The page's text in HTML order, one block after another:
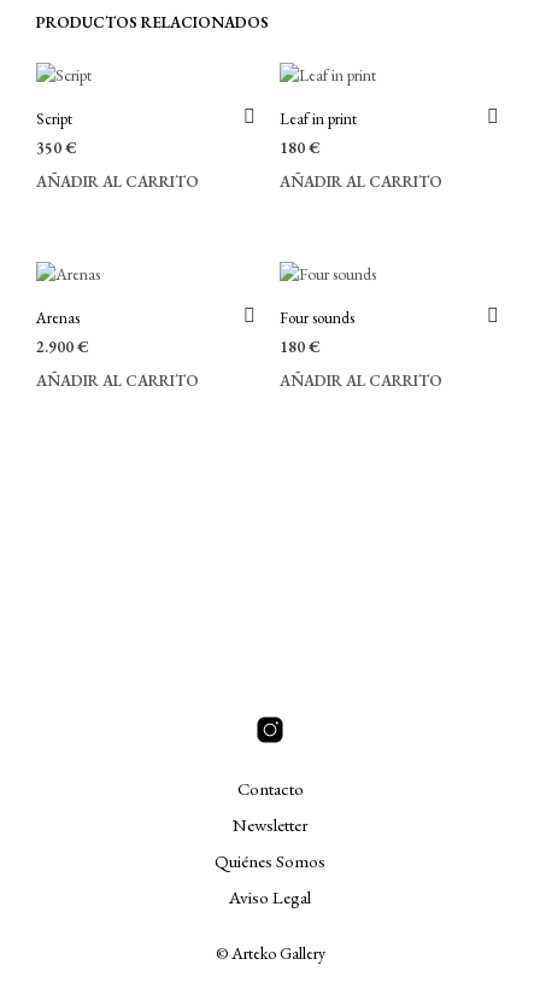
PRODUCTOS RELACIONADOS
Script
350€
AÑADIR AL CARRITO
Leaf in print
180€
AÑADIR AL CARRITO
Arenas
2.900€
AÑADIR AL CARRITO
Four sounds
180€
AÑADIR AL CARRITO
Contacto
Newsletter
Quiénes Somos
Aviso Legal
© Arteko Gallery